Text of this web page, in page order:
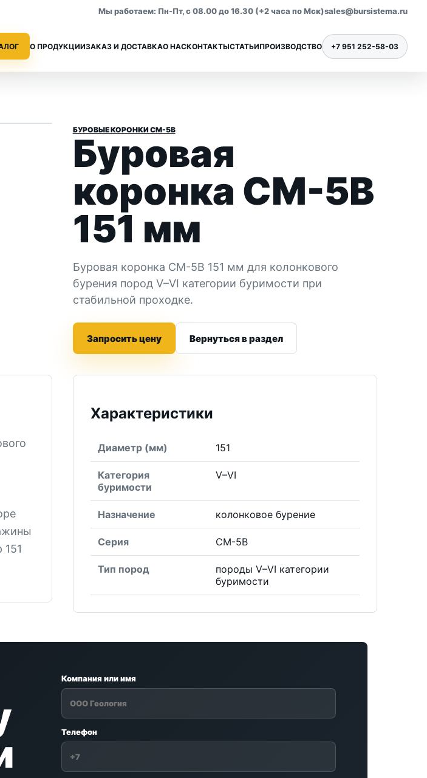
Мы работаем: Пн-Пт, с 08.00 до 16.30 (+2 часа по Мск)sales@bursistema.ru
Все позиции раздела Все позиции раздела
О ПРОДУКЦИИЗАКАЗ И ДОСТАВКАО НАСКОНТАКТЫСТАТЬИПРОИЗВОДСТВО +7 951 252-58-03
› БУРОВЫЕ КОРОНКИ СМ-5В
Буровая
коронка СМ-5В
151 мм
Буровая коронка СМ-5В 151 мм для колонкового
бурения пород V–VI категории буримости при
стабильной проходке.
Запросить цену Вернуться в раздел
Характеристики
Диаметр (мм) 151
Категория
буримости
V–VI
Назначение колонковое бурение
Серия СМ-5В
Тип пород
породы V–VI категории
буримости
Компания или имя
Телефон